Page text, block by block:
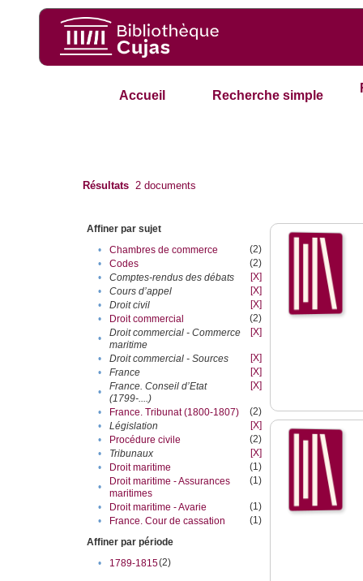
Accueil Recherche simple
Résultats 2 documents
Affiner par sujet
•
Chambres de commerce
(2)
•
Codes
(2)
•
Comptes-rendus des débats
[X]
•
Cours d’appel
[X]
•
Droit civil
[X]
•
Droit commercial
(2)
•
Droit commercial - Commerce
maritime
[X]
• Droit commercial - Sources
[X]
•
France
[X]
•
France. Conseil d’Etat
(1799-....)
[X]
• France. Tribunat (1800-1807)
(2)
•
Législation
[X]
•
Procédure civile
(2)
•
Tribunaux
[X]
•
Droit maritime
(1)
•
Droit maritime - Assurances
maritimes
(1)
• Droit maritime - Avarie
(1)
•
France. Cour de cassation
(1)
Affiner par période
•
1789-1815(2)